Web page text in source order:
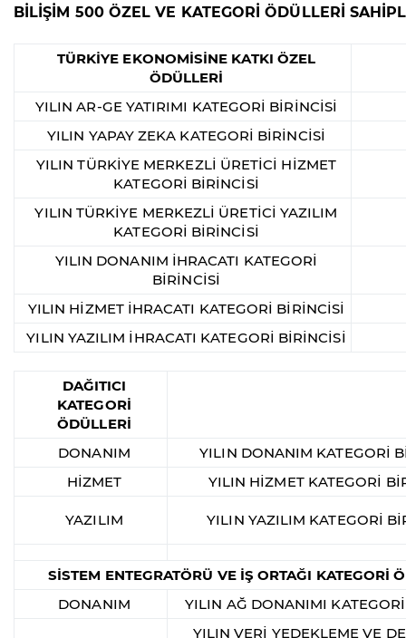
BİLİŞİM 500 ÖZEL VE KATEGORİ ÖDÜLLERİ
TÜRKİYE EKONOMİSİNE KATKI ÖZEL
ÖDÜLLERİ
YILIN AR-GE YATIRIMI KATEGORİ BİRİNCİSİ
YILIN YAPAY ZEKA KATEGORİ BİRİNCİSİ
YILIN TÜRKİYE MERKEZLİ ÜRETİCİ HİZMET
KATEGORİ BİRİNCİSİ
YILIN TÜRKİYE MERKEZLİ ÜRETİCİ YAZILIM
KATEGORİ BİRİNCİSİ
YILIN DONANIM İHRACATI KATEGORİ
BİRİNCİSİ
YILIN HİZMET İHRACATI KATEGORİ BİRİNCİSİ
YILIN YAZILIM İHRACATI KATEGORİ BİRİNCİSİ
DAĞITICI
KATEGORİ
ÖDÜLLERİ
DONANIM
YILIN DONANIM KATEGORİ
HİZMET
YILIN HİZMET KATEGORİ
YAZILIM YILIN YAZILIM KATEGORİ
SİSTEM ENTEGRATÖRÜ VE İŞ ORTAĞI KATEGORİ
DONANIM
YILIN AĞ DONANIMI
YILIN VERİ YEDEKLEME VE